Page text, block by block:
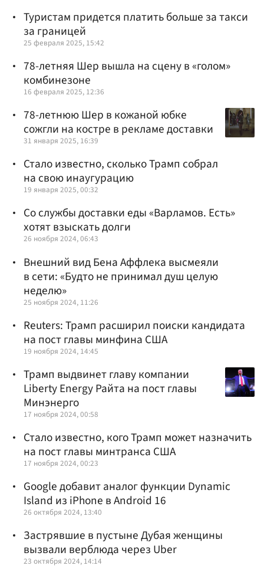
Туристам придется платить больше за такси
за границей
25 февраля 2025, 15:42
78-летняя Шер вышла на сцену в «голом»
комбинезоне
16 февраля 2025, 12:36
78-летнюю Шер в кожаной юбке
сожгли на костре в рекламе доставки
31 января 2025, 16:39
Стало известно, сколько Трамп собрал
на свою инаугурацию
19 января 2025, 00:32
Со службы доставки еды «Варламов. Есть»
хотят взыскать долги
26 ноября 2024, 06:43
Внешний вид Бена Аффлека высмеяли
в сети: «Будто не принимал душ целую
неделю»
25 ноября 2024, 11:26
Reuters: Трамп расширил поиски кандидата
на пост главы минфина США
19 ноября 2024, 14:45
Трамп выдвинет главу компании
Liberty Energy Райта на пост главы
Минэнерго
17 ноября 2024, 00:58
Стало известно, кого Трамп может назначить
на пост главы минтранса США
17 ноября 2024, 00:23
Google добавит аналог функции Dynamic
Island из iPhone в Android 16
26 октября 2024, 13:40
Застрявшие в пустыне Дубая женщины
вызвали верблюда через Uber
23 октября 2024, 14:14